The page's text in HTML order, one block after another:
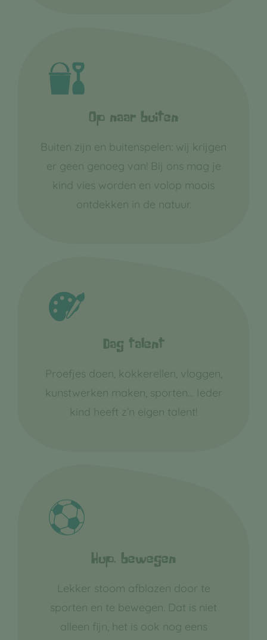
Op naar buiten
Buiten zijn en buitenspelen: wij krijgen
er geen genoeg van! Bij ons mag je
kind vies worden en volop moois
ontdekken in de natuur.
Dag talent
Proefjes doen, kokkerellen, vloggen,
kunstwerken maken, sporten… Ieder
kind heeft z’n eigen talent!
Hup, bewegen
Lekker stoom afblazen door te
sporten en te bewegen. Dat is niet
alleen fijn, het is ook nog eens